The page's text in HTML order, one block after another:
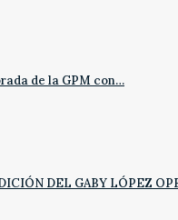
de la GPM con…
DEL GABY LÓPEZ